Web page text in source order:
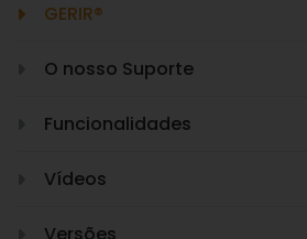
GERIR®
O nosso Suporte
Funcionalidades
Vídeos